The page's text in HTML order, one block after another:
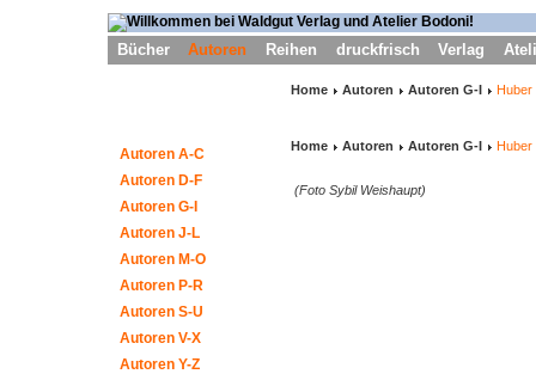
Bücher Autoren Reihen druckfrisch Verlag
Autoren A-C
Autoren D-F
Autoren G-I
Autoren J-L
Autoren M-O
Autoren P-R
Autoren S-U
Autoren V-X
Autoren Y-Z
Home Autoren Autoren G-I Huber
Home Autoren Autoren G-I Huber
(Foto Sybil Weishaupt)